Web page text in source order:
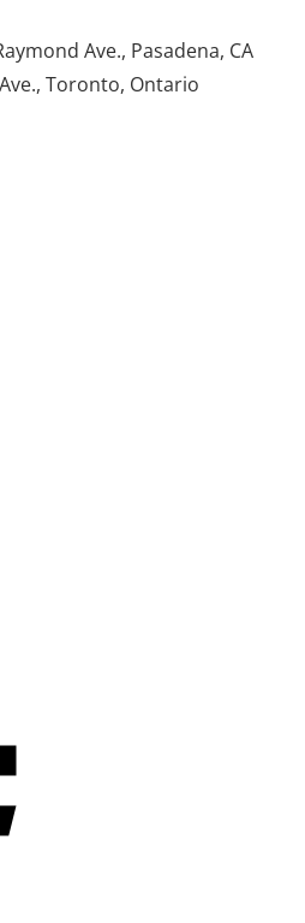
Ave., Pasadena, CA
Toronto, Ontario